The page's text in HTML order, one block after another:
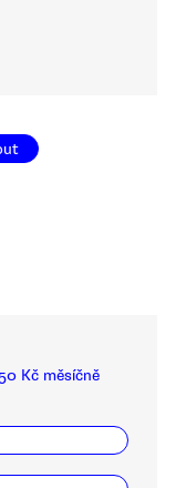
Kč měsíčně